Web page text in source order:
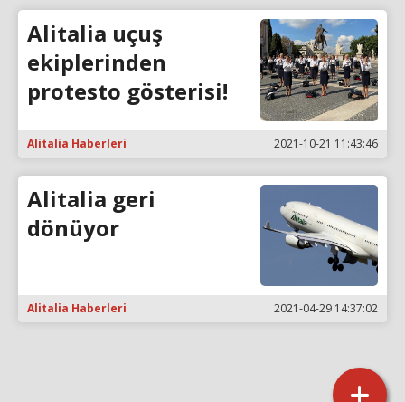
Alitalia uçuş
ekiplerinden
protesto gösterisi!
Alitalia Haberleri 2021-10-21 11:43:46
Alitalia geri
dönüyor
Alitalia Haberleri 2021-04-29 14:37:02